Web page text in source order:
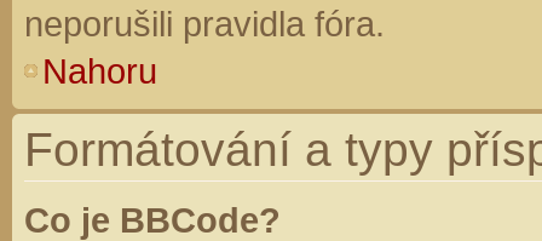
neporušili pravidla fóra.
Nahoru
Formátování a typy
Co je BBCode?